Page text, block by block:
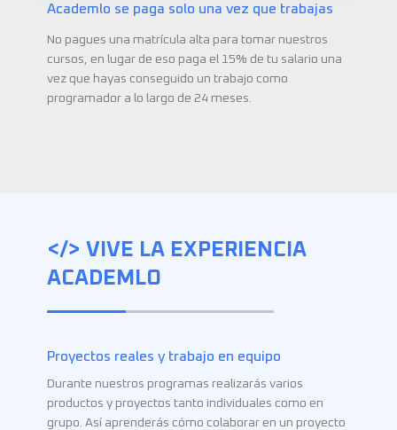
Academlo se paga solo una vez que trabajas
No pagues una matrícula alta para tomar nuestros
cursos, en lugar de eso paga el 15% de tu salario una
vez que hayas conseguido un trabajo como
programador a lo largo de 24 meses.
</> VIVE LA EXPERIENCIA
ACADEMLO
Proyectos reales y trabajo en equipo
Durante nuestros programas realizarás varios
productos y proyectos tanto individuales como en
grupo. Así aprenderás cómo colaborar en un proyecto
Todos nuestros instructores tienen experiencia real.
No son académicos con experiencia teórica. Vas a
recibir clases de profesionales que han desarrollado